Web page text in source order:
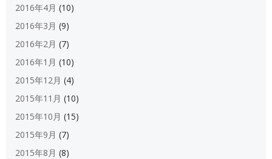
2016年4月 (10)
2016年3月 (9)
2016年2月 (7)
2016年1月 (10)
2015年12月 (4)
2015年11月 (10)
2015年10月 (15)
2015年9月 (7)
2015年8月 (8)